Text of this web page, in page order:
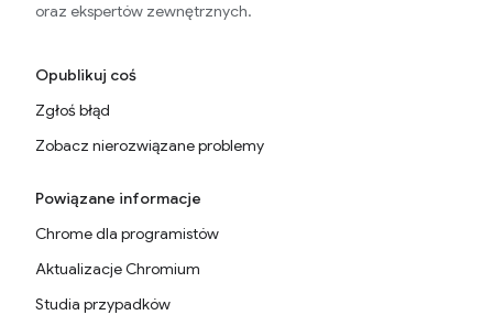
oraz ekspertów zewnętrznych.
Opublikuj coś
Zgłoś błąd
Zobacz nierozwiązane problemy
Powiązane informacje
Chrome dla programistów
Aktualizacje Chromium
Studia przypadków